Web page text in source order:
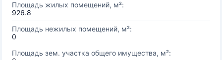
Площадь жилых помещений, м²:
926.8
Площадь нежилых помещений, м²:
0
Площадь зем. участка общего имущества, м²: